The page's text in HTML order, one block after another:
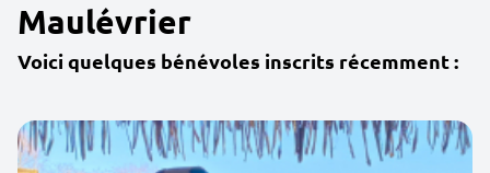
Maulévrier
Voici quelques bénévoles inscrits récemment :